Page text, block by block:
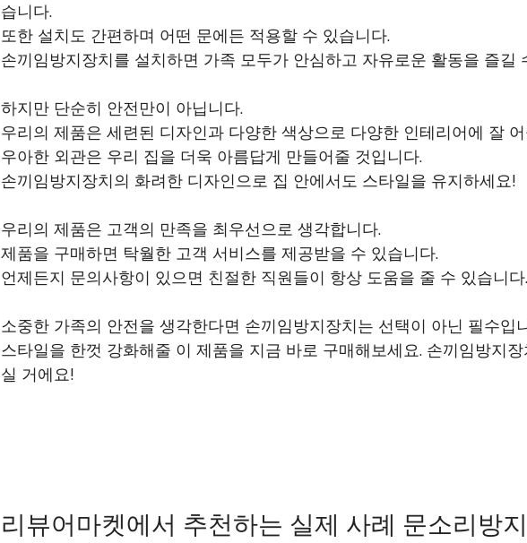
습니다.
또한 설치도 간편하며 어떤 문에든 적용할 수 있습니다.
손끼임방지장치를 설치하면 가족 모두가 안심하고 자유로운 활동을 즐길
하지만 단순히 안전만이 아닙니다.
우리의 제품은 세련된 디자인과 다양한 색상으로 다양한 인테리어에 잘
우아한 외관은 우리 집을 더욱 아름답게 만들어줄 것입니다.
손끼임방지장치의 화려한 디자인으로 집 안에서도 스타일을 유지하세요!
우리의 제품은 고객의 만족을 최우선으로 생각합니다.
제품을 구매하면 탁월한 고객 서비스를 제공받을 수 있습니다.
언제든지 문의사항이 있으면 친절한 직원들이 항상 도움을 줄 수 있습니다.
소중한 가족의 안전을 생각한다면 손끼임방지장치는 선택이 아닌 필수입
스타일을 한껏 강화해줄 이 제품을 지금 바로 구매해보세요. 손끼임방지
실 거에요!
리뷰어마켓에서 추천하는 실제 사례 문소리방